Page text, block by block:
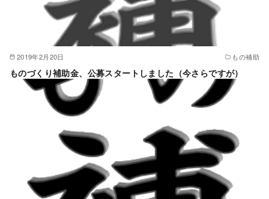
2019年2月20日 もの補助
ものづくり補助金、公募スタートしました（今さらですが）